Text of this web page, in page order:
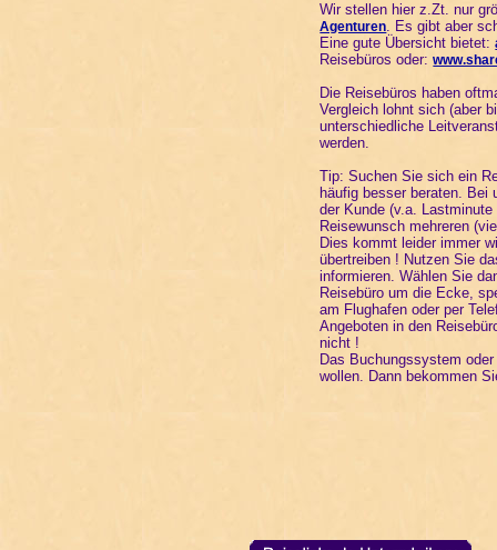
Wir stellen hier z.Zt. nur
Agenturen. Es gibt aber
Eine gute Übersicht bietet:
Reisebüros oder:
Die Reisebüros haben
Vergleich lohnt sich (aber
unterschiedliche
werden.
Tip: Suchen Sie sich ein
häufig besser beraten. Bei
der Kunde (v.a.
Reisewunsch mehreren
Dies kommt leider immer
übertreiben ! Nutzen Sie
informieren. Wählen Sie
Reisebüro um die Ecke,
am Flughafen oder per
Angeboten in den
nicht !
Das Buchungssystem
wollen. Dann bekommen